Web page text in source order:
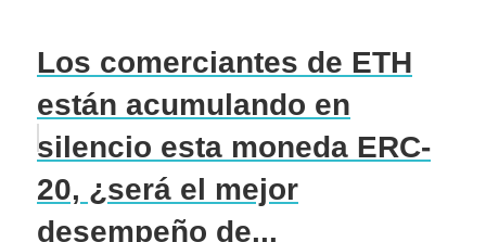
Los comerciantes de ETH
están acumulando en
silencio esta moneda ERC-
20, ¿será el mejor
desempeño de...